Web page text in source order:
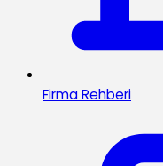
Firma Rehberi